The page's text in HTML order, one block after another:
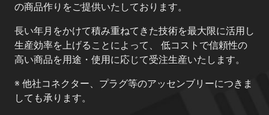
の商品作りをご提供いたしております。
長い年月をかけて積み重ねてきた技術を最大限に活用し
生産効率を上げることによって、 低コストで信頼性の
高い商品を用途・使用に応じて受注生産いたします。
※ 他社コネクター、プラグ等のアッセンブリーにつきま
しても承ります。